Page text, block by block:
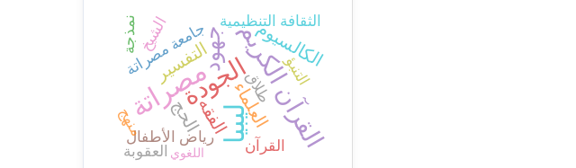
ليبيا مصراتة القرآن الكريمالجودة
جهودالتفسير
الحج العلماءالفقه
الكالسيوم جامعة مصراتة
رياض الأطفال
الثقافة التنظيمية
منهج
الشيخ
القرآن
التنبؤ طلاق
العقوبة
نمذجة
اللغوي